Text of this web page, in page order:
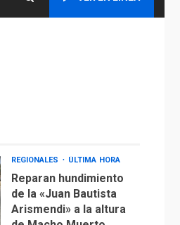
con flota vehicular de
ÚLTIMA HORA
Fedecámaras NE y
Unimar trabajan en